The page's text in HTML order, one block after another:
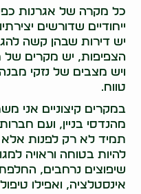
כל מקרה של אגרנות
ייחודיים שדורשים
יש דירות שבהן קשה
הצפיפות, יש מקרים של
ויש מצבים של נזקי
טווח.
במקרים קיצוניים אני
מהנדסי בניין, ועם
תמיד לא רק לפנות
להיות בטוחה וראויה
שיפוצים נרחבים,
אינסטלציה, ואפילו